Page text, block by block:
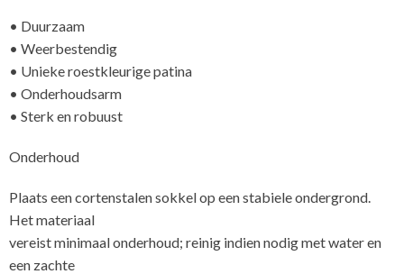
• Duurzaam
• Weerbestendig
• Unieke roestkleurige patina
• Onderhoudsarm
• Sterk en robuust
Onderhoud
Plaats een cortenstalen sokkel op een stabiele ondergrond.
Het materiaal
vereist minimaal onderhoud; reinig indien nodig met water en
een zachte